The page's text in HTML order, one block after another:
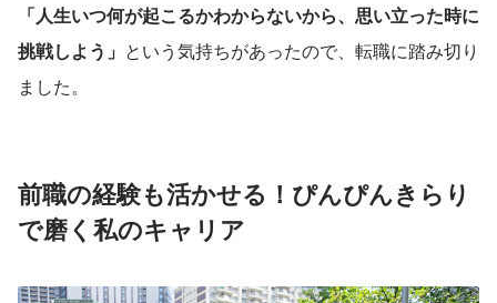
「人生いつ何が起こるかわからないから、思い立った時に
挑戦しよう」 という気持ちがあったので、転職に踏み切り
ました。
前職の経験も活かせる！ぴんぴんきらり
で磨く私のキャリア